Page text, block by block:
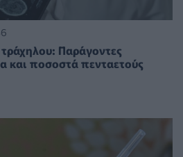
Παράγοντες
και ποσοστά πενταετούς